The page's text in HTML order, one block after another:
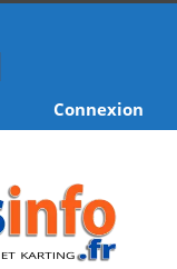
Connexion